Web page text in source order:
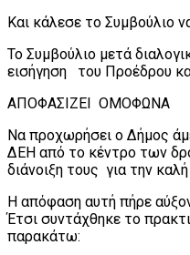
Και κάλεσε το Συμβούλιο
Το Συμβούλιο μετά
εισήγηση του Προέδρου
ΑΠΟΦΑΣΙΖΕΙ ΟΜΟΦΩΝΑ
Να προχωρήσει ο Δήμος
ΔΕΗ από το κέντρο των
διάνοιξη τους για την
Η απόφαση αυτή πήρε
Έτσι συντάχθηκε το
παρακάτω: